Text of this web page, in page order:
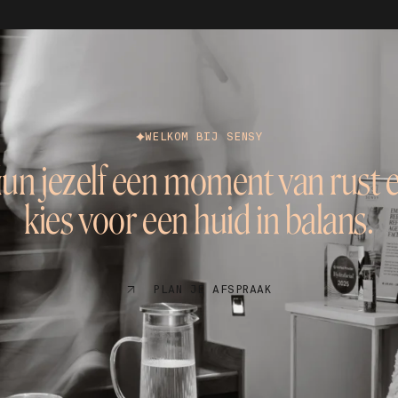
WELKOM BIJ SENSY
jezelf een moment van rust
kies voor een huid in balans.
PLAN JE AFSPRAAK